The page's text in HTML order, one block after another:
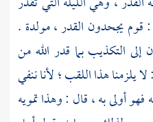
: قوم يجحدون القدر ، مولدة .
إلى التكذيب بما قدر الله من
يلزمنا هذا اللقب ؛ لأنا ننفي
أولى به ، قال : وهذا تمويه